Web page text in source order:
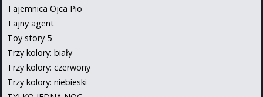
Tajemnica Ojca Pio
Tajny agent
Toy story 5
Trzy kolory: biały
Trzy kolory: czerwony
Trzy kolory: niebieski